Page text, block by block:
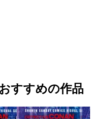
すすめの作品